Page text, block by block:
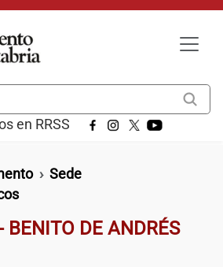
en RRSS
Sede
BENITO DE ANDRÉS